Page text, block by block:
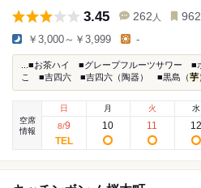
3.45 262 人
￥3,000～￥3,999 -
...■お茶ハイ ■グレープフルーツサワー
こ ■吉四六 ■吉四六（陶器） ■黒島（芋
空席
情報
日
8/9
月
10
火
11
水
12